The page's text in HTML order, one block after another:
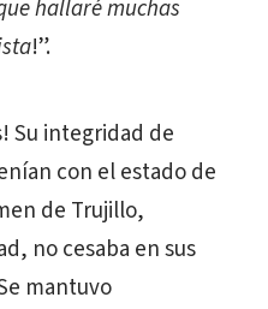
hallaré muchas
!”.
Su integridad de
con el estado de
de Trujillo,
no cesaba en sus
mantuvo